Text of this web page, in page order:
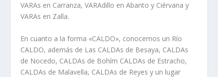
VARAs en Carranza, VARAdillo en Abanto y Ciérvana y
VARAs en Zalla.
En cuanto a la forma «CALDO», conocemos un Rí­o
CALDO, además de Las CALDAs de Besaya, CALDAs
de Nocedo, CALDAs de Bohí­m CALDAs de Estracho,
CALDAs de Malavella, CALDAs de Reyes y un lugar